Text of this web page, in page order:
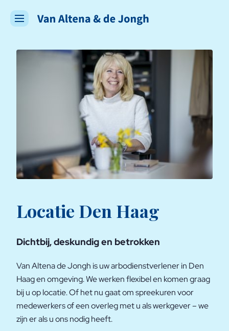
Locatie Den Haag
Dichtbij, deskundig en betrokken
Van Altena de Jongh is uw arbodienstverlener in Den
Haag en omgeving. We werken flexibel en komen graag
bij u op locatie. Of het nu gaat om spreekuren voor
medewerkers of een overleg met u als werkgever – we
zijn er als u ons nodig heeft.